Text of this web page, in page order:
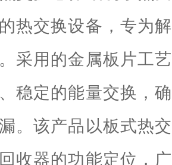
热交换设备，专为
采用的金属板片工
稳定的能量交换，
。该产品以板式热
收器的功能定位，